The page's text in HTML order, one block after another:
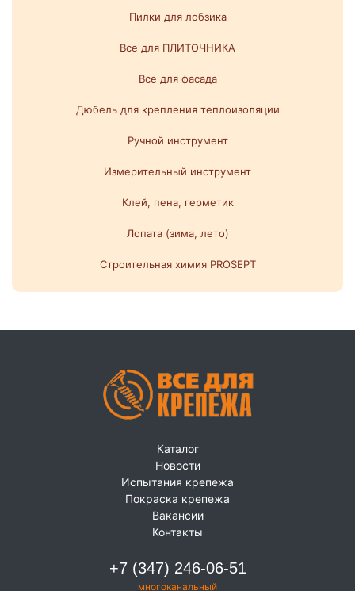
Пилки для лобзика
Все для ПЛИТОЧНИКА
Все для фасада
Дюбель для крепления теплоизоляции
Ручной инструмент
Измерительный инструмент
Клей, пена, герметик
Лопата (зима, лето)
Строительная химия PROSEPT
Каталог
Новости
Испытания крепежа
Покраска крепежа
Вакансии
Контакты
+7 (347) 246-06-51
многоканальный